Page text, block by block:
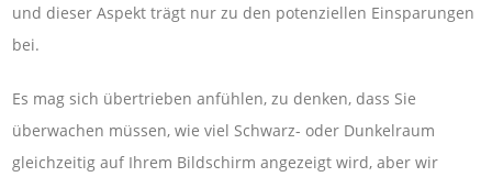
und dieser Aspekt trägt nur zu den potenziellen Einsparungen
bei.
Es mag sich übertrieben anfühlen, zu denken, dass Sie
überwachen müssen, wie viel Schwarz- oder Dunkelraum
gleichzeitig auf Ihrem Bildschirm angezeigt wird, aber wir